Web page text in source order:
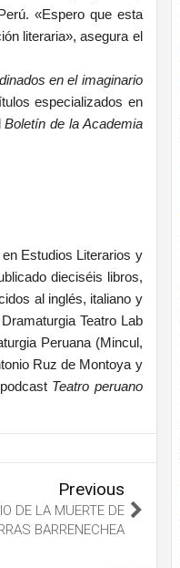
«Espero que esta
literaria», asegura el
en el imaginario
especializados en
Boletín de la Academia
Estudios Literarios y
dieciséis libros,
al inglés, italiano y
Teatro Lab
Peruana (Mincul,
Ruz de Montoya y
Teatro peruano
Previous
DE LA MUERTE DE
BARRENECHEA